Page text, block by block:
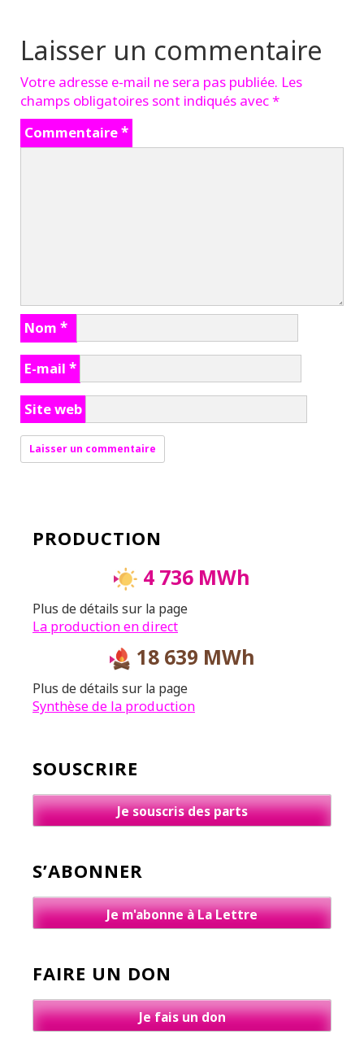
Laisser un commentaire
Votre adresse e-mail ne sera pas publiée. Les
champs obligatoires sont indiqués avec*
Commentaire*
Nom *
E-mail *
Site web
PRODUCTION
4 736 MWh
Plus de détails sur la page
La production en direct
18 639 MWh
Plus de détails sur la page
Synthèse de la production
SOUSCRIRE
Je souscris des parts
S’ABONNER
Je m'abonne à La Lettre
FAIRE UN DON
Je fais un don